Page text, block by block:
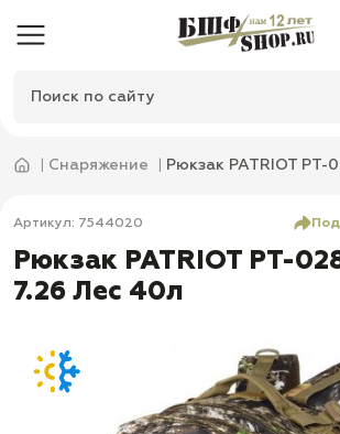
Снаряжение Рюкзак PATRIOT
Артикул: 7544020
Рюкзак PATRIOT РТ-
7.26 Лес 40л